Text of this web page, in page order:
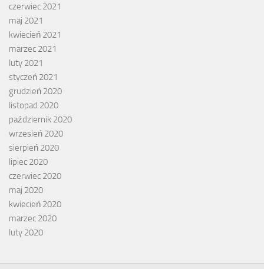
czerwiec 2021
maj 2021
kwiecień 2021
marzec 2021
luty 2021
styczeń 2021
grudzień 2020
listopad 2020
październik 2020
wrzesień 2020
sierpień 2020
lipiec 2020
czerwiec 2020
maj 2020
kwiecień 2020
marzec 2020
luty 2020